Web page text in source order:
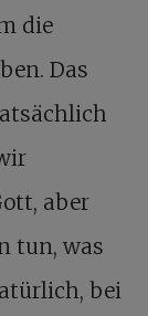
die
Das
aber
tun, was
bei